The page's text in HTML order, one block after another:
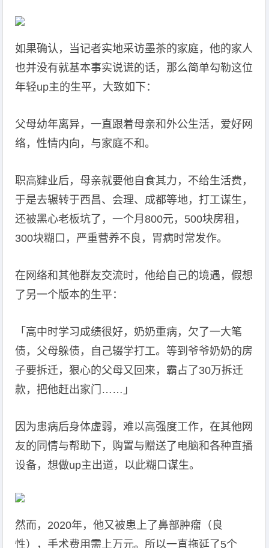
如果确认，当记者实地采访墨茶的家庭，他的家人
也并没有就基本事实说谎的话，那么简单勾勒这位
年轻up主的生平，大致如下：
父母幼年离异，一直跟着母亲和外公生活，爱好网
络，性情内向，与家庭不和。
职高肄业后，母亲就要他自食其力，不给生活费，
于是去辗转于西昌、会理、成都等地，打工谋生，
还被黑心老板坑了，一个月800元，500块房租，
300块糊口，严重营养不良，胃病时常发作。
在网络和其他群友交流时，他给自己的境遇，假想
了另一个版本的生平：
「高中时学习成绩很好，奶奶重病，欠了一大笔
债，父母躲债，自己辍学打工。等到爷爷奶奶的房
子要拆迁，狠心的父母又回来，霸占了30万拆迁
款，把他赶出家门……」
因为患病后身体虚弱，难以高强度工作，在其他网
友的同情与帮助下，购置与赠送了电脑和各种直播
设备，想做up主出道，以此糊口谋生。
然而，2020年，他又被患上了鼻部肿瘤（良
性），手术费用需上万元。所以一直拖延了5个